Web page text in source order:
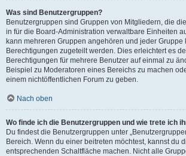
Was sind Benutzergruppen?
Benutzergruppen sind Gruppen von Mitgliedern, die
in für die Board-Administration verwaltbare Einheiten
kann mehreren Gruppen angehören und jeder Gruppe
Berechtigungen zugeteilt werden. Dies erleichtert es
Berechtigungen für mehrere Benutzer auf einmal zu
Beispiel zu Moderatoren eines Bereichs zu machen
einem nichtöffentlichen Forum zu geben.
Nach oben
Wo finde ich die Benutzergruppen und wie trete ich
Du findest die Benutzergruppen unter
Bereich. Wenn du einer beitreten möchtest, kannst du
entsprechenden Schaltfläche machen. Nicht alle